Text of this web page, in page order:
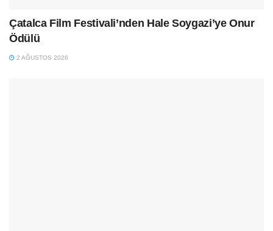
Çatalca Film Festivali’nden Hale Soygazi’ye Onur
Ödülü
2 AĞUSTOS 2026